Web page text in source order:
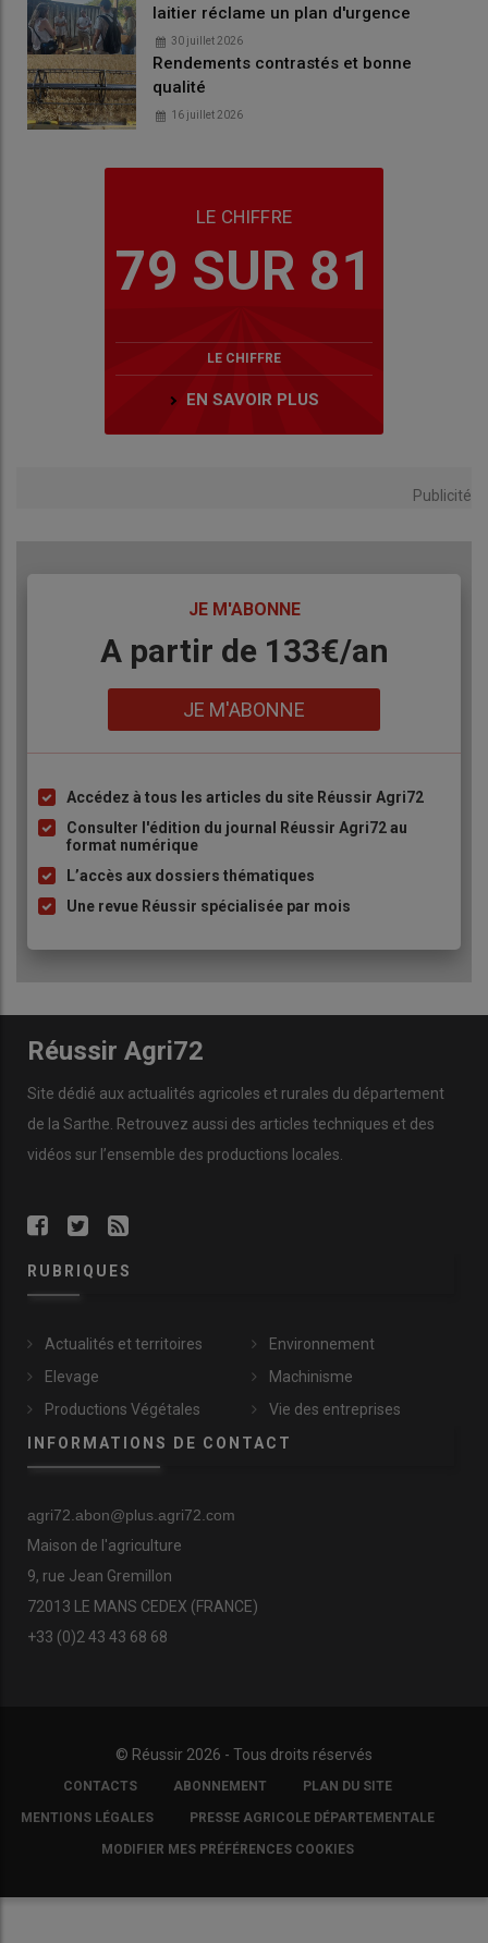
laitier réclame un plan d'urgence
30 juillet 2026
Rendements contrastés et bonne
qualité
16 juillet 2026
LE CHIFFRE
79 SUR 81
LE CHIFFRE
EN SAVOIR PLUS
Publicité
JE M'ABONNE
BodyA partir de 133€/an
JE M'ABONNE
Liste
à
puce
Accédez à tous les articles du site Réussir Agri72
Consulter l'édition du journal Réussir Agri72 au
format numérique
L’accès aux dossiers thématiques
Une revue Réussir spécialisée par mois
Réussir Agri72
Site dédié aux actualités agricoles et rurales du département
de la Sarthe. Retrouvez aussi des articles techniques et des
vidéos sur l’ensemble des productions locales.
RUBRIQUES
Actualités et territoires
Elevage
Productions Végétales
Environnement
Machinisme
Vie des entreprises
INFORMATIONS DE CONTACT
agri72.abon@plus.agri72.com
Maison de l'agriculture
9, rue Jean Gremillon
72013 LE MANS CEDEX (FRANCE)
+33 (0)2 43 43 68 68
© Réussir 2026 - Tous droits réservés
FOOTER
COPYRIGHT
CONTACTS ABONNEMENT PLAN DU SITE
MENTIONS LÉGALES PRESSE AGRICOLE DÉPARTEMENTALE
MODIFIER MES PRÉFÉRENCES COOKIES